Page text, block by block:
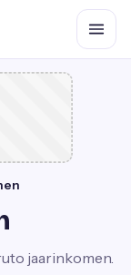
jaarinkomen.